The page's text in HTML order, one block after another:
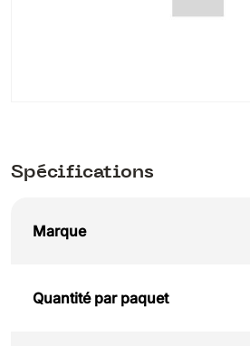
Spécifications
Marque
Quantité par paquet